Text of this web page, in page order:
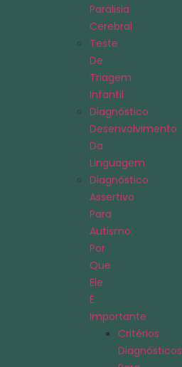
Paralisia
Cerebral
Teste
De
Triagem
Infantil
Diagnóstico
Desenvolvimento
Da
Linguagem
Diagnóstico
Assertivo
Para
Autismo:
Por
Que
Ele
É
Importante
Critérios
Diagnósticos